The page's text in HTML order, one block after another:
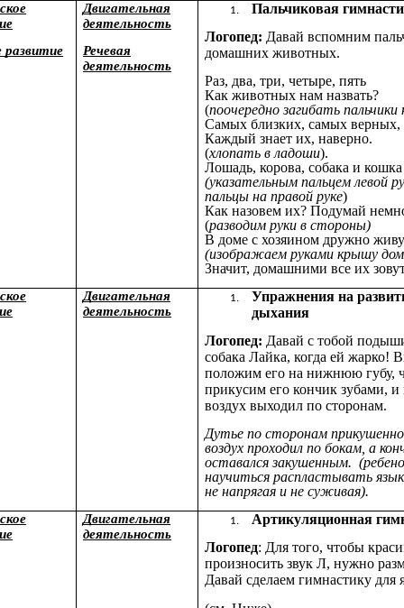
развитие
Двигательная
деятельность
Речевая
деятельность
Пальчиковая
Логопед: Давай вспомним
домашних животных.
Раз, два, три, четыре, пять
Как животных нам назвать?
(поочередно загибать пальчики
Самых близких, самых верных,
Каждый знает их, наверно.
(хлопать в ладоши).
Лошадь, корова, собака и кошка
(указательным пальцем левой
пальцы на правой руке)
Как назовем их? Подумай
(разводим руки в стороны)
В доме с хозяином дружно
(изображаем руками крышу
Значит, домашними все их
Двигательная
деятельность
Упражнения на
дыхания
Логопед: Давай с тобой
собака Лайка, когда ей жарко!
положим его на нижнюю губу,
прикусим его кончик зубами,
воздух выходил по сторонам.
Дутье по сторонам
воздух проходил по бокам, а
оставался закушенным.
научиться распластывать
не напрягая и не суживая).
Двигательная
деятельность
Артикуляционная
Логопед: Для того, чтобы
произносить звук Л, нужно
Давай сделаем гимнастику для